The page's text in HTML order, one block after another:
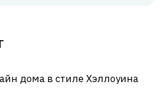
дома в стиле Хэллоуина